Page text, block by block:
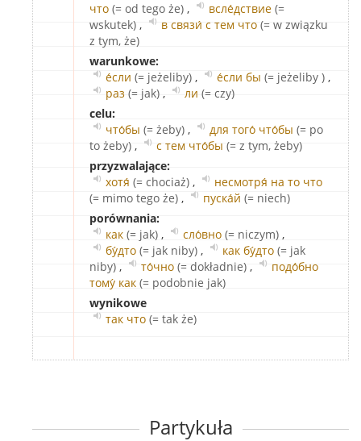
что (= od tego że) , всле́дствие (=
wskutek) , в связи́ с тем что (= w związku
z tym, że)
warunkowe:
е́сли (= jeżeliby) , е́сли бы (= jeżeliby ) ,
раз (= jak) , ли (= czy)
celu:
что́бы (= żeby) , для того́ что́бы (= po
to żeby) , с тем что́бы (= z tym, żeby)
przyzwalające:
хотя́ (= chociaż) ,
несмотря́ на то что
(= mimo tego że) , пуска́й (= niech)
porównania:
как (= jak) , сло́вно (= niczym) ,
бу́дто (= jak niby) , как бу́дто (= jak
niby) , то́чно (= dokładnie) ,
подо́бно
тому́ как (= podobnie jak)
wynikowe
так что (= tak że)
Partykuła